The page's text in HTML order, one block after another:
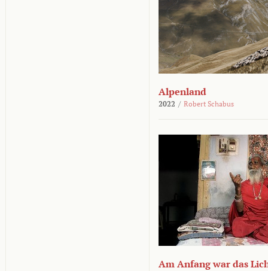
Alpenland
2022 / Robert Schabus
Am Anfang war das